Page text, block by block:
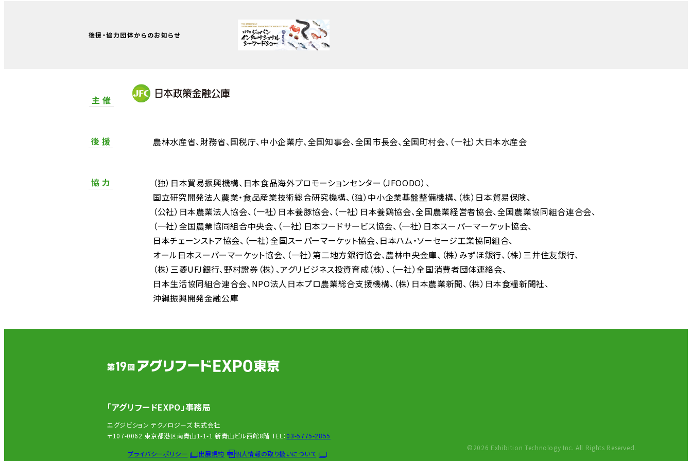
後援・協力団体からのお知らせ
主 催
後 援 農林水産省 財務省 国税庁 中小企業庁 全国知事会 全国市長会 全国町村会 （一社）大日本水産会
協 力 （独）日本貿易振興機構 日本食品海外プロモーションセンター（JFOODO）
国立研究開発法人農業・食品産業技術総合研究機構 （独）中小企業基盤整備機構 （株）日本貿易保険
（公社）日本農業法人協会 （一社）日本養豚協会 （一社）日本養鶏協会 全国農業経営者協会 全国農業協同組合連合会
（一社）全国農業協同組合中央会 （一社）日本フードサービス協会 （一社）日本スーパーマーケット協会
日本チェーンストア協会 （一社）全国スーパーマーケット協会 日本ハム・ソーセージ工業協同組合
オール日本スーパーマーケット協会 （一社）第二地方銀行協会 農林中央金庫 （株）みずほ銀行 （株）三井住友銀行
（株）三菱UFJ銀行 野村證券（株） アグリビジネス投資育成（株）
（一社）全国消費者団体連絡会
日本生活協同組合連合会 NPO法人日本プロ農業総合支援機構 （株）日本農業新聞
（株）日本食糧新聞社
沖縄振興開発金融公庫
「アグリフードEXPO」事務局
エグジビション テクノロジーズ 株式会社
〒107-0062 東京都港区南青山1-1-1 新青山ビル西館8階 TEL：03-5775-2855
プライバシーポリシー 出展規約 個人情報の取り扱いについて
©2026 Exhibition Technology Inc. All Rights Reserved.